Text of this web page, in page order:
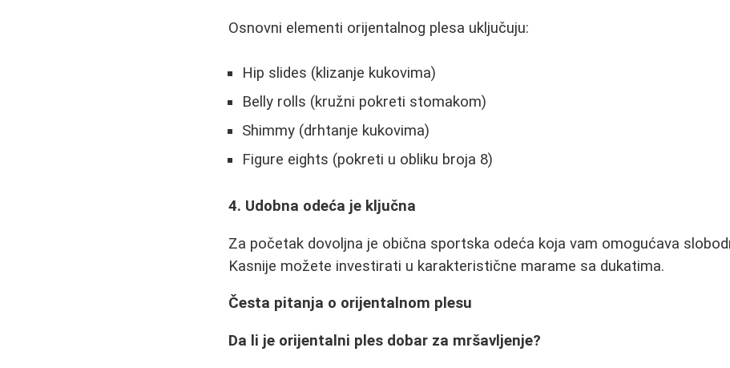
Osnovni elementi orijentalnog plesa uključuju:
Hip slides (klizanje kukovima)
Belly rolls (kružni pokreti stomakom)
Shimmy (drhtanje kukovima)
Figure eights (pokreti u obliku broja 8)
4. Udobna odeća je ključna
Za početak dovoljna je obična sportska odeća koja vam omogućava
Kasnije možete investirati u karakteristične marame sa dukatima.
Česta pitanja o orijentalnom plesu
Da li je orijentalni ples dobar za mršavljenje?